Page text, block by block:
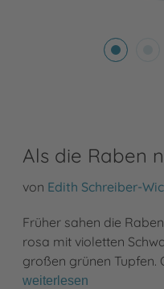
Als die Raben
von Edith Schreiber-
Früher sahen die
rosa mit violetten
großen grünen Tupfen.
weiterlesen